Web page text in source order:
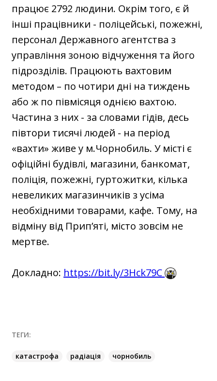
працює 2792 людини. Окрім того, є й
інші працівники - поліцейські, пожежні,
персонал Державного агентства з
управління зоною відчуження та його
підрозділів. Працюють вахтовим
методом – по чотири дні на тиждень
або ж по півмісяця однією вахтою.
Частина з них - за словами гідів, десь
півтори тисячі людей - на період
«вахти» живе у м.Чорнобиль. У місті є
офіційні будівлі, магазини, банкомат,
поліція, пожежні, гуртожитки, кілька
невеликих магазинчиків з усіма
необхідними товарами, кафе. Тому, на
відміну від Прип’яті, місто зовсім не
мертве.
Докладно: https://bit.ly/3Hck79C
ТЕГИ:
катастрофа радіація чорнобиль